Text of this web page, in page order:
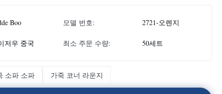
Boo 모델 번호: 2721-오렌지
저우 중국 최소 주문 수량: 50세트
소파 소파 가죽 코너 라운지